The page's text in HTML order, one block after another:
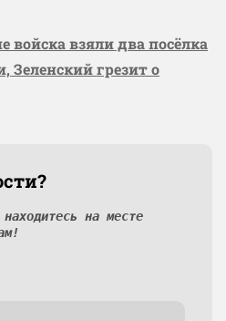
войска взяли два посёлка
Зеленский грезит о
на месте